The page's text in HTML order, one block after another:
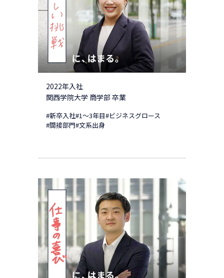
2022年入社
関西学院大学 商学部 卒業
#新卒入社#1～3年目#ビジネスグロース
#間接部門#文系出身